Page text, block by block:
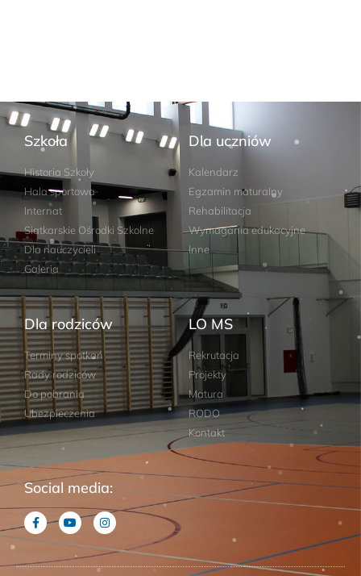
Szkoła
Historia Szkoły
Hala sportowa
Internat
Siatkarskie Ośrodki Szkolne
Dla nauczycieli
Galeria
Dla uczniów
Kalendarz
Egzamin maturalny
Rehabilitacja
Wymagania edukacyjne
Inne
Dla rodziców
Terminy spotkań
Rady rodziców
Do pobrania
Ubezpieczenia
LO MS
Rekrutacja
Projekty
Matura
RODO
Kontakt
Social media: